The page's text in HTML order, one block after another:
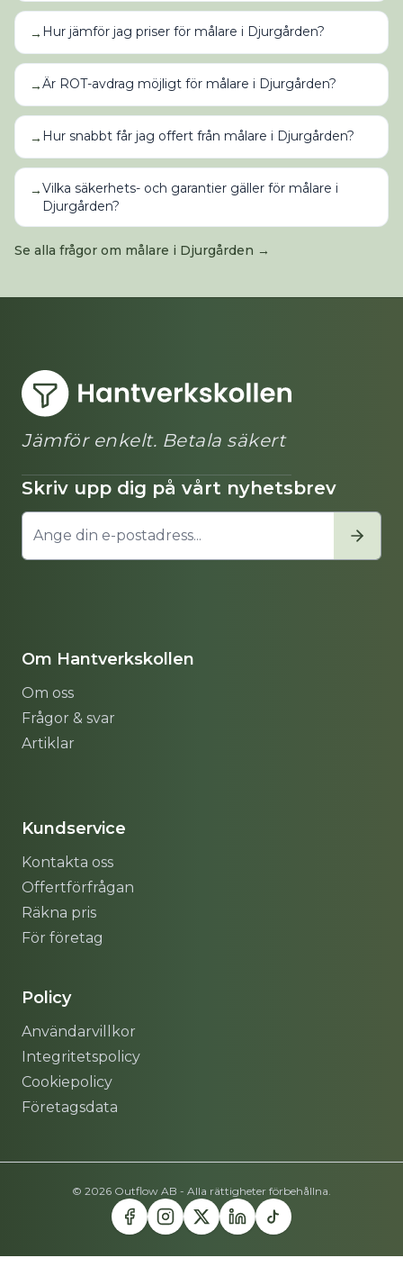
→ Hur jämför jag priser för målare i Djurgården?
→Är ROT-avdrag möjligt för målare i Djurgården?
→ Hur snabbt får jag offert från målare i Djurgården?
→Vilka säkerhets- och garantier gäller för målare i
Djurgården?
Se alla frågor om målare i Djurgården →
Jämför enkelt. Betala säkert
Skriv upp dig på vårt nyhetsbrev
Om Hantverkskollen
Om oss
Frågor & svar
Artiklar
Kundservice
Kontakta oss
Offertförfrågan
Räkna pris
För företag
Policy
Användarvillkor
Integritetspolicy
Cookiepolicy
Företagsdata
© 2026 Outflow AB - Alla rättigheter förbehållna.